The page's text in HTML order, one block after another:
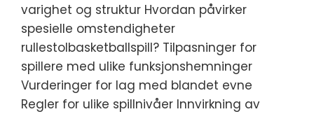
varighet og struktur Hvordan påvirker
spesielle omstendigheter
rullestolbasketballspill? Tilpasninger for
spillere med ulike funksjonshemninger
Vurderinger for lag med blandet evne
Regler for ulike spillnivåer Innvirkning av